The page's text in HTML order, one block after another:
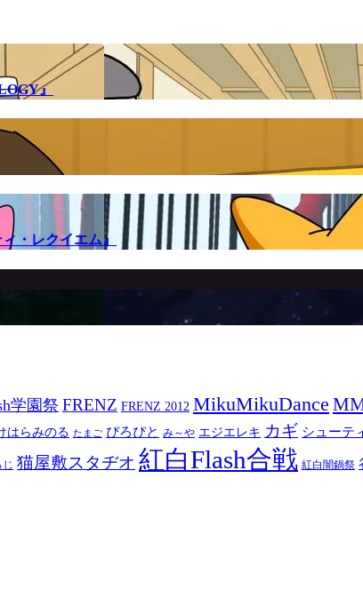
』
・レクイエム』
学園祭 FRENZ FRENZ 2012 MikuMikuDance
はらみのる たまご ぴろぴと み～や エジエレキ カギ シューテ
猫屋敷スタヂオ 紅白Flash合戦 紅白闇鍋祭